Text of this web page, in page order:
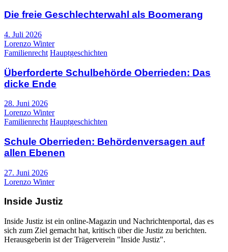
Die freie Geschlechterwahl als Boomerang
4. Juli 2026
Lorenzo Winter
Familienrecht Hauptgeschichten
Überforderte Schulbehörde Oberrieden: Das
dicke Ende
28. Juni 2026
Lorenzo Winter
Familienrecht Hauptgeschichten
Schule Oberrieden: Behördenversagen auf
allen Ebenen
27. Juni 2026
Lorenzo Winter
Inside Justiz
Inside Justiz ist ein online-Magazin und Nachrichtenportal, das es
sich zum Ziel gemacht hat, kritisch über die Justiz zu berichten.
Herausgeberin ist der Trägerverein "Inside Justiz".